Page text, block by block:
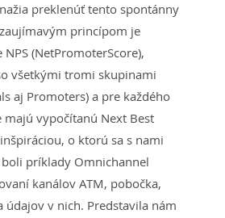
preklenúť tento spontánny
princípom je
(NetPromoterScore),
všetkými tromi skupinami
aj Promoters) a pre každého
majú vypočítanú Next Best
o ktorú sa s nami
boli príklady Omnichannel
kanálov ATM, pobočka,
údajov v nich. Predstavila nám